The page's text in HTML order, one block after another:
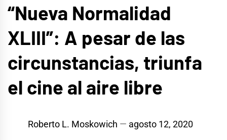
“Nueva Normalidad
XLIII”: A pesar de las
circunstancias, triunfa
el cine al aire libre
Roberto L. Moskowich agosto 12, 2020